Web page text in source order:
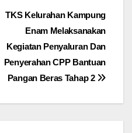
TKS Kelurahan Kampung
Enam Melaksanakan
Kegiatan Penyaluran Dan
Penyerahan CPP Bantuan
Pangan Beras Tahap 2